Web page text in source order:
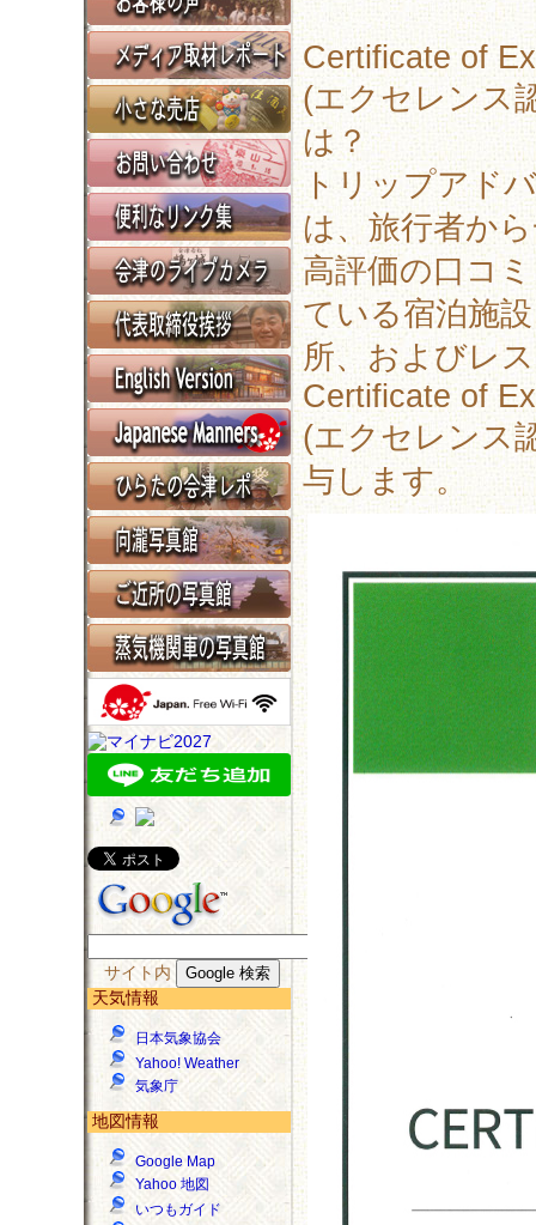
サイト内
天気情報
日本気象協会
Yahoo! Weather
気象庁
地図情報
Google Map
Yahoo 地図
いつもガイド
Certificate of
(エクセレンス
は？
トリップアド
は、旅行者か
高評価の口コ
ている宿泊施
所、およびレ
Certificate of
(エクセレンス
与します。